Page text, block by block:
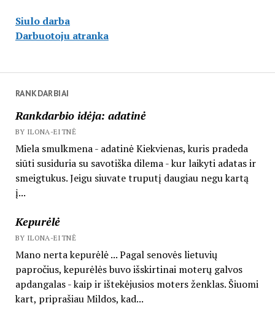
Siulo darba
Darbuotoju atranka
RANKDARBIAI
Rankdarbio idėja: adatinė
BY ILONA-EITNĖ
Miela smulkmena - adatinė Kiekvienas, kuris pradeda
siūti susiduria su savotiška dilema - kur laikyti adatas ir
smeigtukus. Jeigu siuvate truputį daugiau negu kartą
į...
Kepurėlė
BY ILONA-EITNĖ
Mano nerta kepurėlė ... Pagal senovės lietuvių
papročius, kepurėlės buvo išskirtinai moterų galvos
apdangalas - kaip ir ištekėjusios moters ženklas. Šiuomi
kart, priprašiau Mildos, kad...